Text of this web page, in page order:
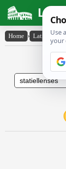
Home › Latin-